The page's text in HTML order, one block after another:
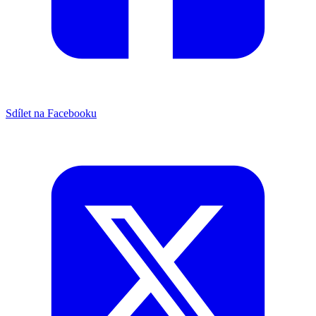
Sdílet na Facebooku